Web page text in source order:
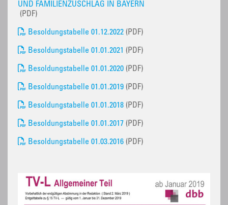
UND FAMILIENZUSCHLAG IN BAYERN
(PDF)
Besoldungstabelle 01.12.2022 (PDF)
Besoldungstabelle 01.01.2021 (PDF)
Besoldungstabelle 01.01.2020 (PDF)
Besoldungstabelle 01.01.2019 (PDF)
Besoldungstabelle 01.01.2018 (PDF)
Besoldungstabelle 01.01.2017 (PDF)
Besoldungstabelle 01.03.2016 (PDF)